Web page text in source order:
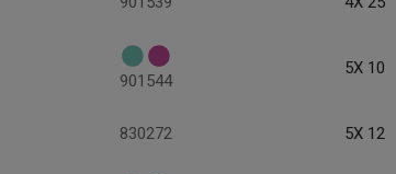
901544
5X 10
830272 5X 12